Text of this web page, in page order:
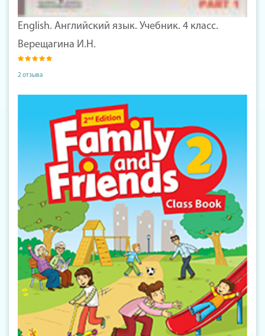
English. Английский язык. Учебник. 4 класс.
Верещагина И.Н.
2 отзыва